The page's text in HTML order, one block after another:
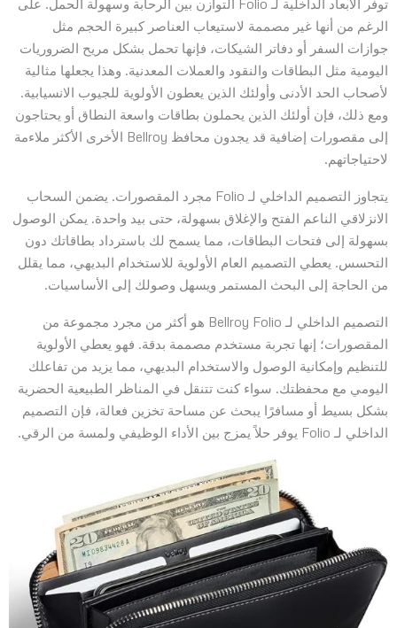
توفر الأبعاد الداخلية لـ Folio التوازن بين الرحابة وسهولة الحمل. على
الرغم من أنها غير مصممة لاستيعاب العناصر كبيرة الحجم مثل
جوازات السفر أو دفاتر الشيكات، فإنها تحمل بشكل مريح الضروريات
اليومية مثل البطاقات والنقود والعملات المعدنية. وهذا يجعلها مثالية
لأصحاب الحد الأدنى وأولئك الذين يعطون الأولوية للجيوب الانسيابية.
ومع ذلك، فإن أولئك الذين يحملون بطاقات واسعة النطاق أو يحتاجون
إلى مقصورات إضافية قد يجدون محافظ Bellroy الأخرى الأكثر ملاءمة
لاحتياجاتهم.
يتجاوز التصميم الداخلي لـ Folio مجرد المقصورات. يضمن السحاب
الانزلاقي الناعم الفتح والإغلاق بسهولة، حتى بيد واحدة. يمكن الوصول
بسهولة إلى فتحات البطاقات، مما يسمح لك باسترداد بطاقاتك دون
التحسس. يعطي التصميم العام الأولوية للاستخدام البديهي، مما يقلل
من الحاجة إلى البحث المستمر ويسهل وصولك إلى الأساسيات.
التصميم الداخلي لـ Bellroy Folio هو أكثر من مجرد مجموعة من
المقصورات؛ إنها تجربة مستخدم مصممة بدقة. فهو يعطي الأولوية
للتنظيم وإمكانية الوصول والاستخدام البديهي، مما يزيد من تفاعلك
اليومي مع محفظتك. سواء كنت تتنقل في المناظر الطبيعية الحضرية
بشكل بسيط أو مسافرًا يبحث عن مساحة تخزين فعالة، فإن التصميم
الداخلي لـ Folio يوفر حلاً يمزج بين الأداء الوظيفي ولمسة من الرقي.